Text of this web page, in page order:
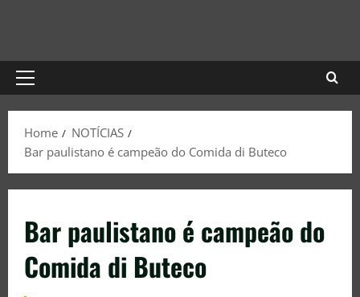
Home
NOTÍCIAS
Bar paulistano é campeão do Comida di Buteco
Bar paulistano é campeão do
Comida di Buteco